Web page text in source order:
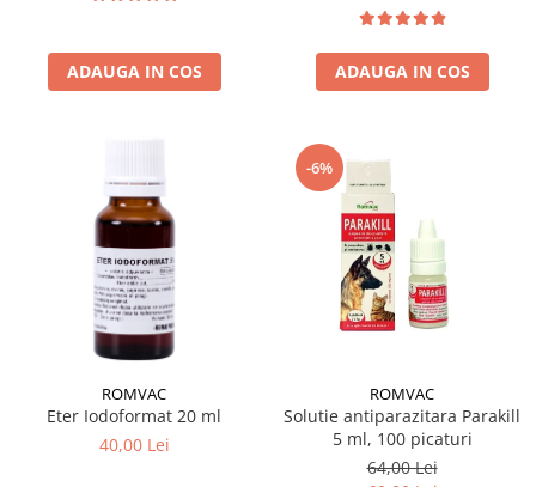
ADAUGA IN COS ADAUGA IN COS
ROMVAC
Eter Iodoformat 20 ml
40,00 Lei
-6%
ROMVAC
Solutie antiparazitara Parakill
5 ml, 100 picaturi
64,00 Lei